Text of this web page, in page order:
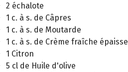
2 échalote
1 c. à s. de Câpres
1 c. à s. de Moutarde
1 c. à s. de Crème fraîche épaisse
1 Citron
5 cl de Huile d'olive